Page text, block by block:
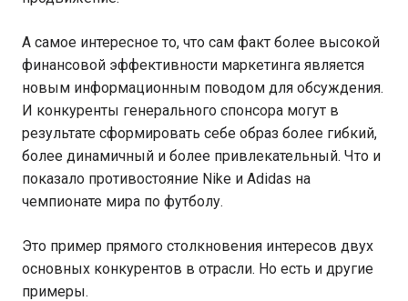
А самое интересное то, что сам факт более высокой
финансовой эффективности маркетинга является
новым информационным поводом для обсуждения.
И конкуренты генерального спонсора могут в
результате сформировать себе образ более гибкий,
более динамичный и более привлекательный. Что и
показало противостояние Nike и Adidas на
чемпионате мира по футболу.
Это пример прямого столкновения интересов двух
основных конкурентов в отрасли. Но есть и другие
примеры.